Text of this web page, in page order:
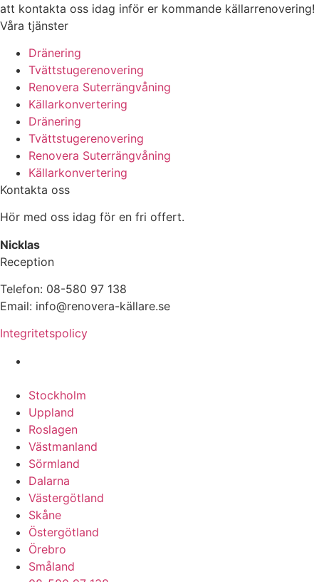
att kontakta oss idag inför er kommande källarrenovering!
Våra tjänster
Dränering
Tvättstugerenovering
Renovera Suterrängvåning
Källarkonvertering
Dränering
Tvättstugerenovering
Renovera Suterrängvåning
Källarkonvertering
Kontakta oss
Hör med oss idag för en fri offert.
Nicklas
Reception
Telefon: 08-580 97 138
Email: info@renovera-källare.se
Integritetspolicy
Stockholm
Uppland
Roslagen
Västmanland
Sörmland
Dalarna
Västergötland
Skåne
Östergötland
Örebro
Småland